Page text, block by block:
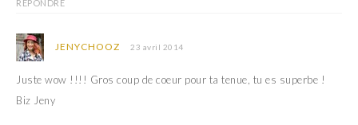
RÉPONDRE
JENYCHOOZ 23 avril 2014
Juste wow !!!! Gros coup de coeur pour ta tenue, tu es superbe !
Biz Jeny